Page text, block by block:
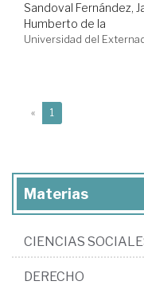
Sandoval Fernández,
Humberto de la
Universidad del
« 1
Materias
CIENCIAS
DERECHO